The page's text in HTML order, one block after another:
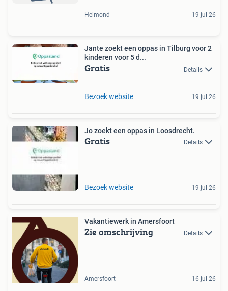
Helmond 19 jul 26
Jante zoekt een oppas in Tilburg voor 2
kinderen voor 5 d...
Gratis Details
Bezoek website 19 jul 26
Jo zoekt een oppas in Loosdrecht.
Gratis Details
Bezoek website 19 jul 26
Vakantiewerk in Amersfoort
Zie omschrijving Details
Amersfoort 16 jul 26